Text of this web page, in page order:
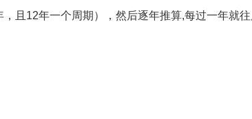
且12年一个周期），然后逐年推算,每过一年就往